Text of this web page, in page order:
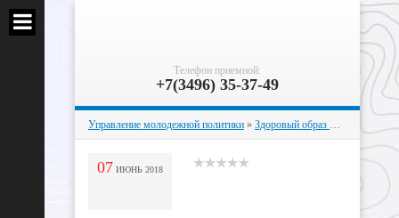
Телефон приемной:
+7(3496) 35-37-49
Управление молодежной политики » Здоровый образ жизни
07 ИЮНЬ 2018